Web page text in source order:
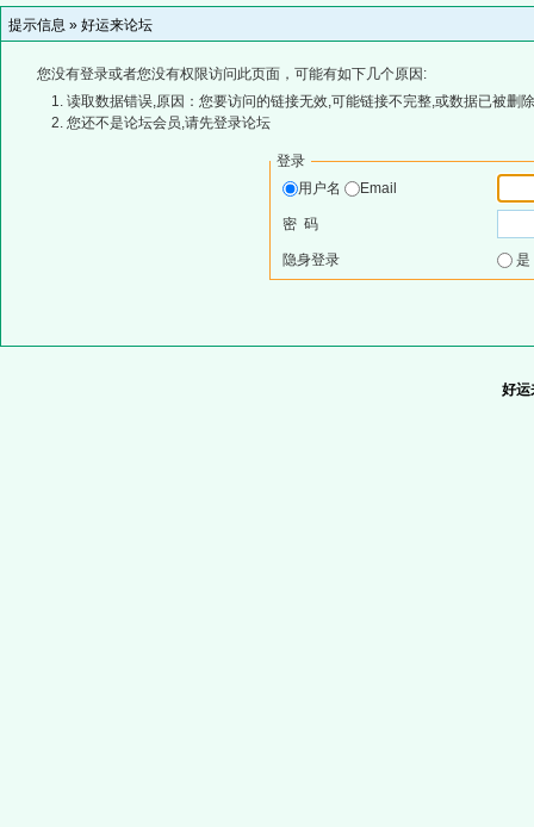
提示信息 » 好运来论坛
您没有登录或者您没有权限访问此页面，可能有如下几个原因:
读取数据错误,原因：您要访问的链接无效,可能链接不完整,或数据已被删
您还不是论坛会员,请先登录论坛
登录
用户名
Email
密 码
隐身登录
好